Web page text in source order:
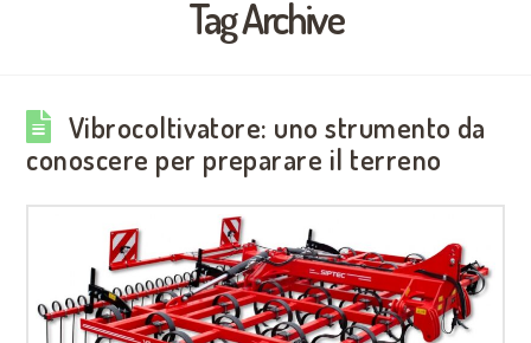
Tag Archive
Vibrocoltivatore: uno strumento da
conoscere per preparare il terreno